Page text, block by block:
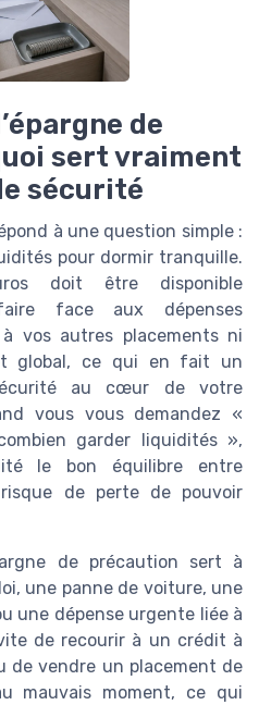
de
sert vraiment
sécurité
à une question simple :
pour dormir tranquille.
doit être disponible
face aux dépenses
vos autres placements ni
global, ce qui en fait un
au cœur de votre
vous vous demandez «
garder liquidités »,
le bon équilibre entre
de perte de pouvoir
de précaution sert à
une panne de voiture, une
une dépense urgente liée à
de recourir à un crédit à
de vendre un placement de
mauvais moment, ce qui